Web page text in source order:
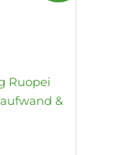
Ruopei
&